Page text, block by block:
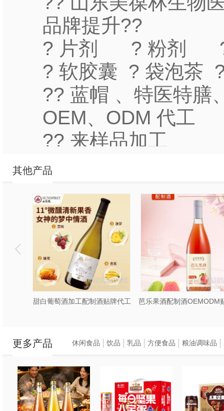
品牌提升??
? 片剂 ? 粉剂 ?
? 软胶囊 ? 袋泡茶
?? 蓝帽 、特医特膳
OEM、ODM 代工
?? 来样品加工
?? 来配方加工
?? 自带蓝帽批文加
?? 蓝帽、国特妆代
?? 免费包装设计、
?? 支持随时参观工
?? 二十年生产、研
其他产品
甜白葡萄酒加工配制酒贴牌代工
更多产品 休闲食品 饮品 乳品 方便食品 粮油调味品